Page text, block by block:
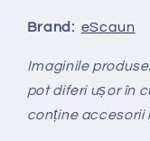
Brand: eScaun
Imaginile
pot diferi ușor în
conține accesorii